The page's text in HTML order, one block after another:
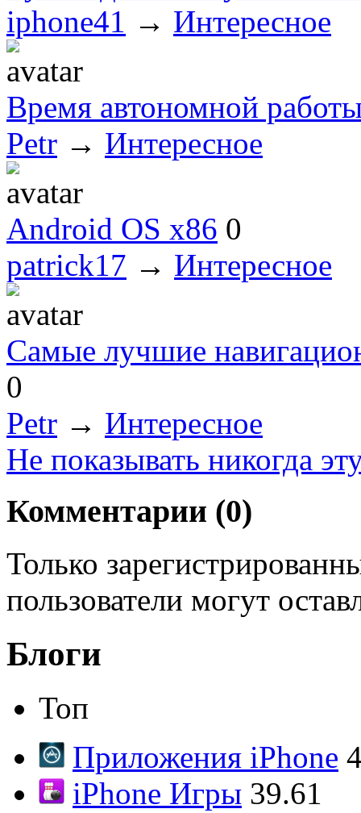
iphone41 → Интересное
Время автономной
Petr → Интересное
Android OS x86 0
patrick17 → Интересное
Самые лучшие
0
Petr → Интересное
Не показывать никогда
Комментарии (0)
Только
пользователи могут
Блоги
Топ
Приложения iPhone
iPhone Игры 39.61